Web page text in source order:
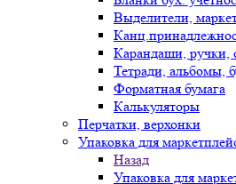
Выделители,
Карандаши, ручки,
Тетради, альбомы,
Форматная бумага
Калькуляторы
Перчатки, верхонки
Упаковка для
Назад
Упаковка для